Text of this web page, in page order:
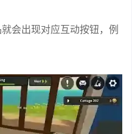
会出现对应互动按钮，例